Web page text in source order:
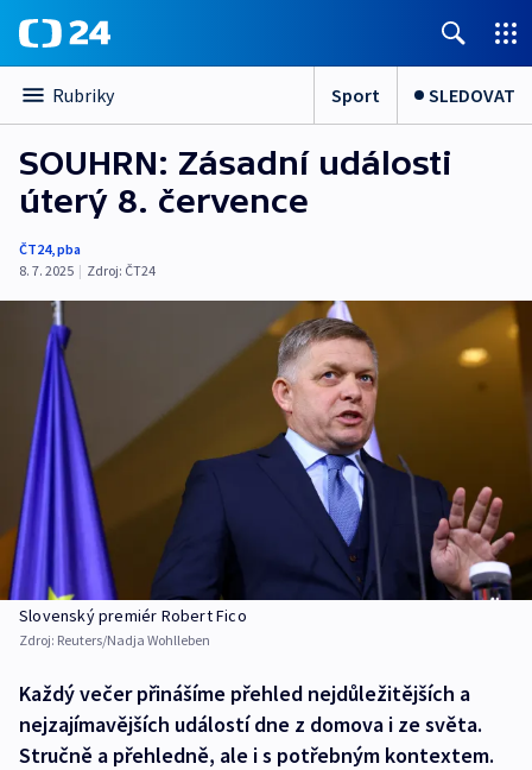
Rubriky Sport SLEDOVAT
SOUHRN: Zásadní události
úterý 8. července
ČT24,pba
8. 7. 2025 | Zdroj: ČT24
Slovenský premiér Robert Fico
Zdroj: Reuters/Nadja Wohlleben
Každý večer přinášíme přehled nejdůležitějších a
nejzajímavějších událostí dne z domova i ze světa.
Stručně a přehledně, ale i s potřebným kontextem.